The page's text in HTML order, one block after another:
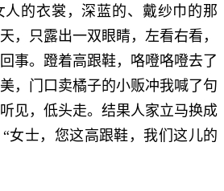
人的衣裳，深蓝的、戴纱巾的那
，只露出一双眼睛，左看右看，
事。蹬着高跟鞋，咯噔咯噔去了
，门口卖橘子的小贩冲我喊了句
见，低头走。结果人家立马换成
女士，您这高跟鞋，我们这儿的